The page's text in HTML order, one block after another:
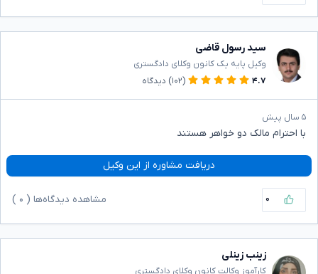
سید رسول قاضی
وکیل پایه یک کانون وکلای دادگستری
۴.۷
(۱۰۲) دیدگاه
۵ سال پیش
با احترام مالک دو خواهر هستند
دریافت مشاوره از این وکیل
۰ مشاهده دیدگاه‌ها ( ۰
زینب زینلی
کارآموز وکالت کانون وکلای دادگستری